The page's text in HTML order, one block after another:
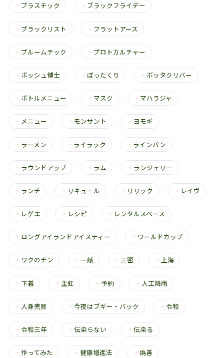
・ プラスチック ・ ブラックフライデー
・ ブラックリスト ・ フラットアース
・ プルームテック ・ プロトカルチャー
・ ボッシュ博士 ・ ぼったくり ・ ボッタクリバー
・ ボトルメニュー ・ マスク ・ マハラジャ
・ メニュー ・ モンサント ・ ヨモギ
・ ラーメン ・ ライラック ・ ラインバン
・ ラウンドアップ ・ ラム ・ ランジェリー
・ ランチ ・ リキュール ・ リリック ・ レイヴ
・ レゲエ ・ レシピ ・ レンタルスペース
・ ロングアイランドアイスティー ・ ワールドカップ
・ ワクのチン ・一献 ・ 三密 ・ 上海
・ 下着 ・ 主虹 ・予約 ・ 人工降雨
・ 人身売買 ・今夜はブギー・バック ・令和
・ 令和三年 ・伝染らない ・伝染る
・ 作ってみた ・健康増進法 ・偽善